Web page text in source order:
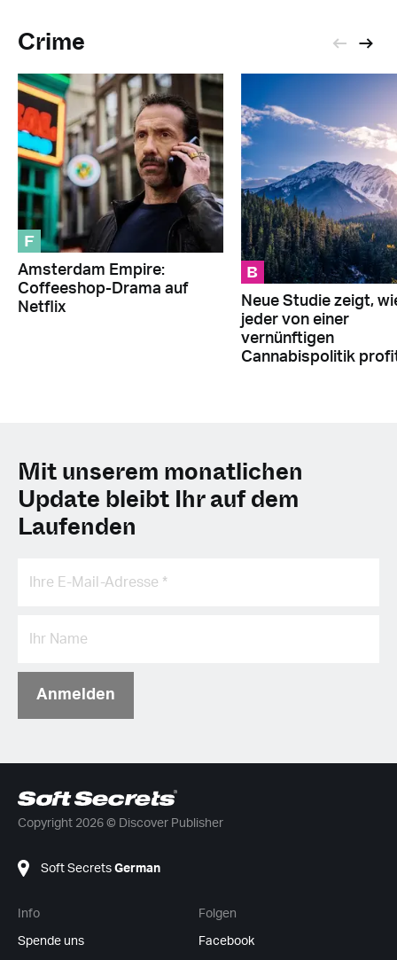
Crime
F
Amsterdam Empire:
Coffeeshop-Drama auf
Netflix
B
Neue Studie zeigt,
jeder von einer
vernünftigen
Cannabispolitik
Mit unserem monatlichen
Update bleibt Ihr auf dem
Laufenden
Anmelden
Copyright 2026 © Discover Publisher
Soft Secrets German
Info
Spende uns
Folgen
Facebook